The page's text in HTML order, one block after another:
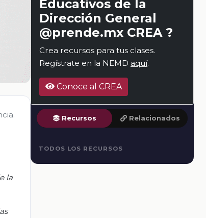
la
Educativos de la
Dirección General
@prende.mx CREA ?
Crea recursos para tus clases.
Regístrate en la NEMD aquí.
Conoce al CREA
Recursos Relacionados
TODOS LOS RECURSOS